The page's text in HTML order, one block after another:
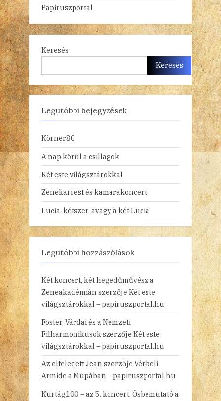
Papiruszportal
Keresés
Keresés
Legutóbbi bejegyzések
Körner80
A nap körül a csillagok
Két este világsztárokkal
Zenekari est és kamarakoncert
Lucia, kétszer, avagy a két Lucia
Legutóbbi hozzászólások
Két koncert, két hegedűművész a
Zeneakadémián szerzője Két este
világsztárokkal – papiruszportal.hu
Foster, Várdai és a Nemzeti
Filharmonikusokszerzője Két este
világsztárokkal – papiruszportal.hu
Az elfeledett Jean szerzője Vérbeli
Armide a Müpában – papiruszportal.hu
Kurtág100 – az 5. koncert. Ősbemutató a